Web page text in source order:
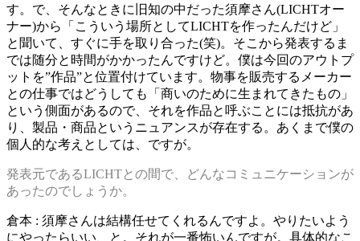
す。で、そんなときに旧知の中だった須摩さん(LICHTオー
ナー)から「こういう場所としてLICHTを作ったんだけど」
と聞いて、すぐに手を取り合った(笑)。そこから発表するま
では随分と時間がかかったんですけど。僕は今回のアウトプ
ットを”作品”と位置付けています。物事を販売するメーカー
との仕事ではどうしても「商いのために生まれてきたもの」
という側面があるので、それを作品と呼ぶことには抵抗があ
り、製品・商品というニュアンスが存在する。あくまで僕の
個人的な考えとしては、ですが。
発表元であるLICHTとの間で、どんなコミュニケーションが
あったのでしょうか。
倉本 : 須摩さんは結構任せてくれるんですよ。やりたいよう
にやったらいい、と。それが一番怖いんですが。具体的なこ